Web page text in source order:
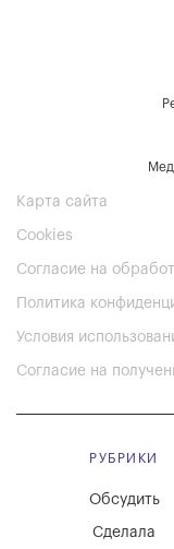
Карта сайта
Cookies
Согласие на
Политика
Условия
Согласие на
РУБРИКИ
Обсудить
Сделала